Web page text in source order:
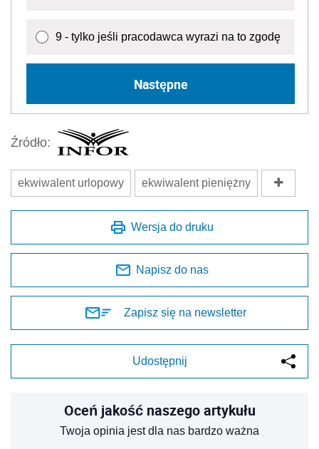
9 - tylko jeśli pracodawca wyrazi na to zgodę
Następne
Źródło:
ekwiwalent urlopowy ekwiwalent pieniężny
Wersja do druku
Napisz do nas
Zapisz się na newsletter
Udostępnij
Oceń jakość naszego artykułu
Twoja opinia jest dla nas bardzo ważna